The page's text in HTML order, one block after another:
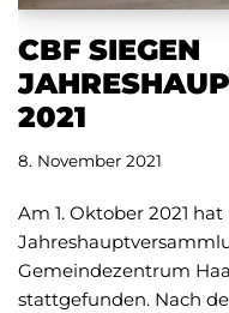
CBF SIEGEN
2021
8. November 2021
Am 1. Oktober 2021
Gemeindezentrum
stattgefunden. Nach